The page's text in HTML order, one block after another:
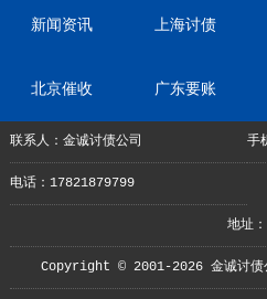
新闻资讯 上海讨债
北京催收 广东要账
联系人：金诚讨债公司 手
电话：17821879799
地址：
Copyright © 2001-2026 金诚讨